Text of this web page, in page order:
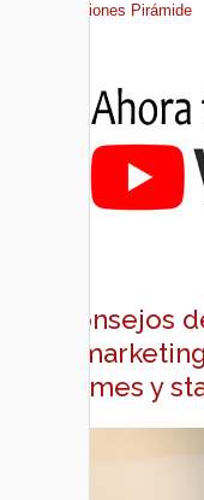
Ediciones Pirámide
Consejos
y
pymes y